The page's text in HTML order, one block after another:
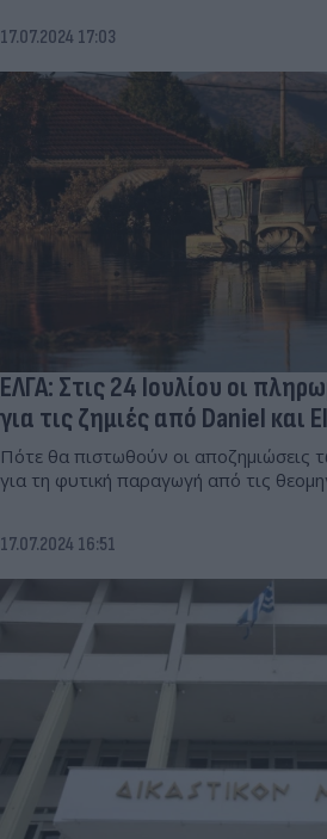
17.07.2024 17:03
ΕΛΓΑ: Στις 24 Ιουλίου οι
για τις ζημιές από Daniel και
Πότε θα πιστωθούν οι
για τη φυτική παραγωγή από τις
17.07.2024 16:51